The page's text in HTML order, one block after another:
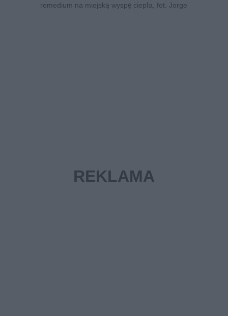
remedium na miejską wyspę ciepła, fot. Jorge